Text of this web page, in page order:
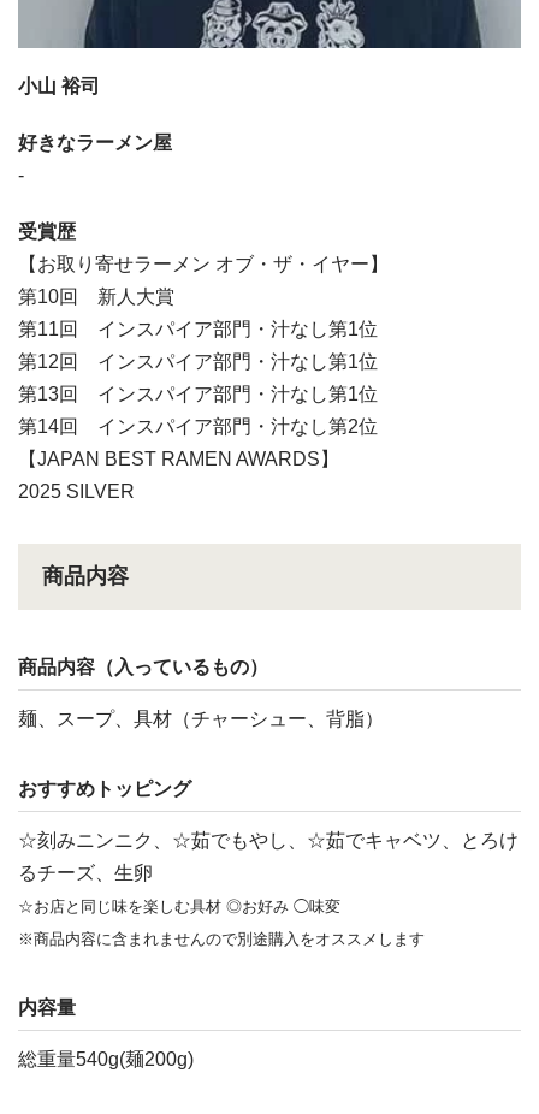
小山 裕司
好きなラーメン屋
-
受賞歴
【お取り寄せラーメン オブ・ザ・イヤー】
第10回 新人大賞
第11回 インスパイア部門・汁なし第1位
第12回 インスパイア部門・汁なし第1位
第13回 インスパイア部門・汁なし第1位
第14回 インスパイア部門・汁なし第2位
【JAPAN BEST RAMEN AWARDS】
2025 SILVER
商品内容
商品内容（入っているもの）
麺、スープ、具材（チャーシュー、背脂）
おすすめトッピング
☆刻みニンニク、☆茹でもやし、☆茹でキャベツ、とろけ
るチーズ、生卵
☆お店と同じ味を楽しむ具材 ◎お好み ◯味変
※商品内容に含まれませんので別途購入をオススメします
内容量
総重量540g(麺200g)